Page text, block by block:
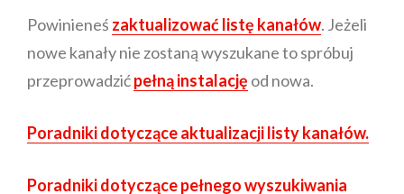
Powinieneś zaktualizować listę kanałów. Jeżeli
nowe kanały nie zostaną wyszukane to spróbuj
przeprowadzićpełną instalację od nowa.
Poradniki dotyczące aktualizacji listy kanałów.
Poradniki dotyczące pełnego wyszukiwania